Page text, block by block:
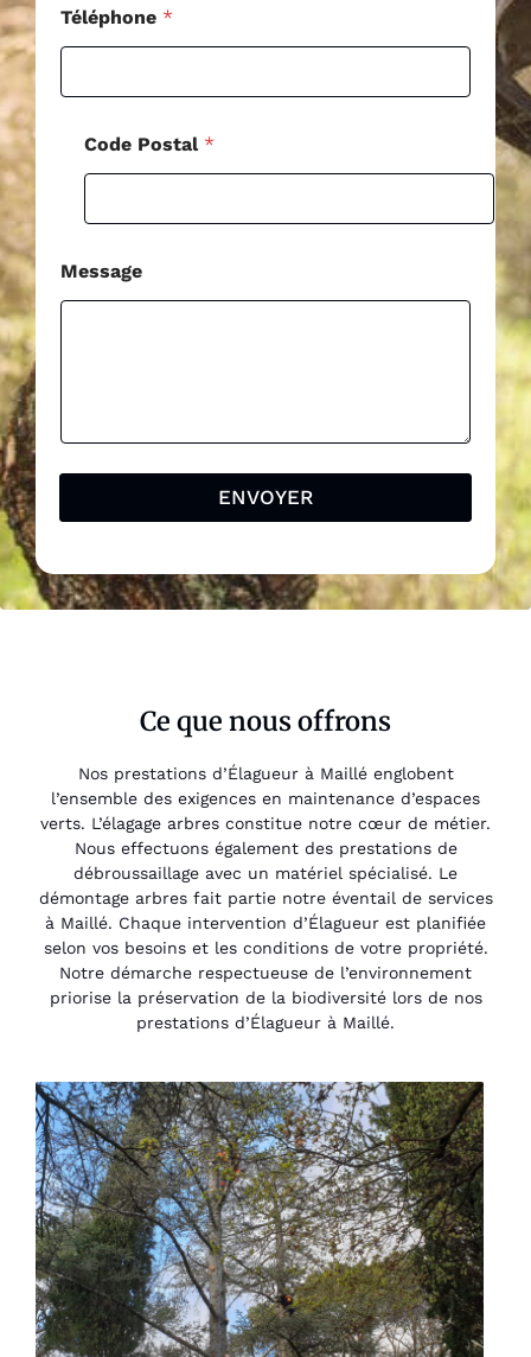
e
T
é
é
p
h
o
Téléphone *
Code Postal *
Message
ENVOYER
Ce que nous offrons
Nos prestations d’Élagueur à Maillé englobent
l’ensemble des exigences en maintenance d’espaces
verts. L’élagage arbres constitue notre cœur de métier.
Nous effectuons également des prestations de
débroussaillage avec un matériel spécialisé. Le
démontage arbres fait partie notre éventail de services
à Maillé. Chaque intervention d’Élagueur est planifiée
selon vos besoins et les conditions de votre propriété.
Notre démarche respectueuse de l’environnement
priorise la préservation de la biodiversité lors de nos
prestations d’Élagueur à Maillé.